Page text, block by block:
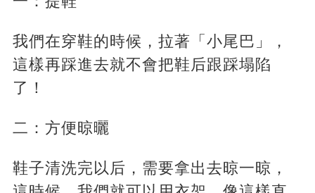
我們在穿鞋的時候，拉著「小尾巴」，
這樣再踩進去就不會把鞋后跟踩塌陷
了！
二：方便晾曬
鞋子清洗完以后，需要拿出去晾一晾，